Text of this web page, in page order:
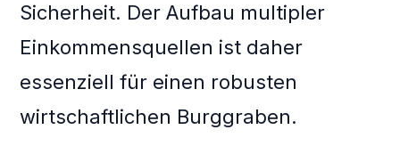
Sicherheit. Der Aufbau multipler
Einkommensquellen ist daher
essenziell für einen robusten
wirtschaftlichen Burggraben.